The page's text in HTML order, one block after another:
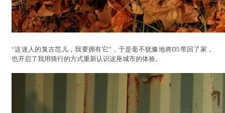
“这迷人的复古范儿，我要拥有它”，于是毫不犹豫地将D5带回了家，
也开启了我用骑行的方式重新认识这座城市的体验。